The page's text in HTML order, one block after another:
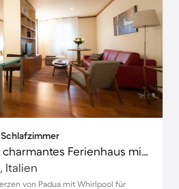
Schlafzimmer
Voll ausgestattetes charmantes Ferienhaus mit Whirlpool | Basilika des Heiligen Antonius-Nähe | Stadtblick
Italien
von Padua mit Whirlpool für